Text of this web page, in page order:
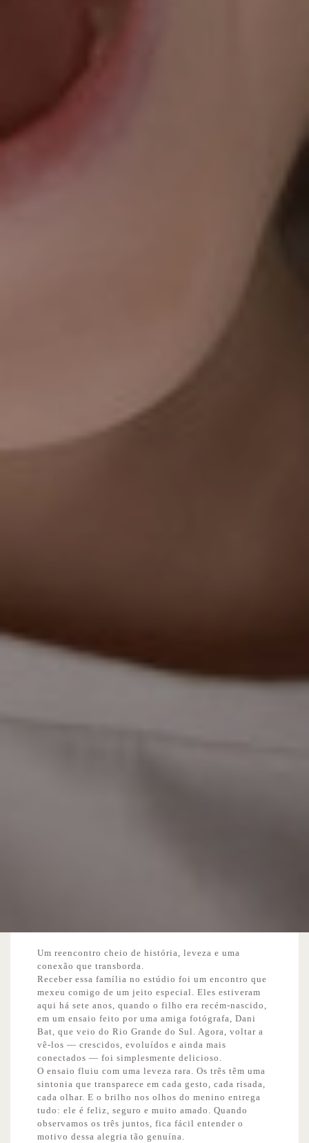
Um reencontro cheio de história, leveza e uma
conexão que transborda.
Receber essa família no estúdio foi um encontro que
mexeu comigo de um jeito especial. Eles estiveram
aqui há sete anos, quando o filho era recém-nascido,
em um ensaio feito por uma amiga fotógrafa, Dani
Bat, que veio do Rio Grande do Sul. Agora, voltar a
vê-los — crescidos, evoluídos e ainda mais
conectados — foi simplesmente delicioso.
O ensaio fluiu com uma leveza rara. Os três têm uma
sintonia que transparece em cada gesto, cada risada,
cada olhar. E o brilho nos olhos do menino entrega
tudo: ele é feliz, seguro e muito amado. Quando
observamos os três juntos, fica fácil entender o
motivo dessa alegria tão genuína.